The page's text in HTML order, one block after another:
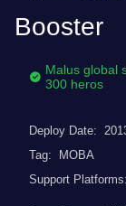
Booster
Malus global
300 heros
Deploy Date:
Tag:
MOBA
Support Platforms: